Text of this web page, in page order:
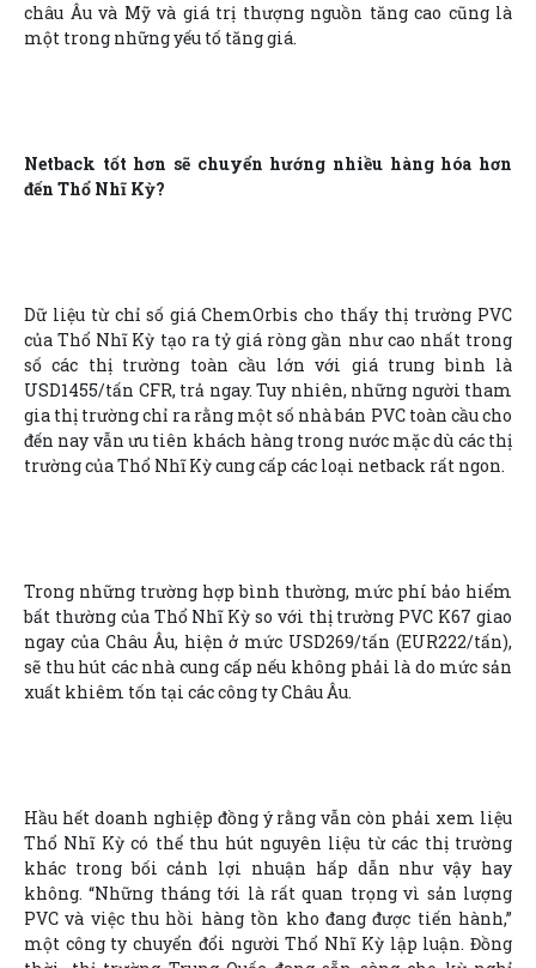
châu Âu và Mỹ và giá trị thượng nguồn tăng cao cũng là
một trong những yếu tố tăng giá.
Netback tốt hơn sẽ chuyển hướng nhiều hàng hóa hơn
đến Thổ Nhĩ Kỳ?
Dữ liệu từ chỉ số giá ChemOrbis cho thấy thị trường PVC
của Thổ Nhĩ Kỳ tạo ra tỷ giá ròng gần như cao nhất trong
số các thị trường toàn cầu lớn với giá trung bình là
USD1455/tấn CFR, trả ngay. Tuy nhiên, những người tham
gia thị trường chỉ ra rằng một số nhà bán PVC toàn cầu cho
đến nay vẫn ưu tiên khách hàng trong nước mặc dù các thị
trường của Thổ Nhĩ Kỳ cung cấp các loại netback rất ngon.
Trong những trường hợp bình thường, mức phí bảo hiểm
bất thường của Thổ Nhĩ Kỳ so với thị trường PVC K67 giao
ngay của Châu Âu, hiện ở mức USD269/tấn (EUR222/tấn),
sẽ thu hút các nhà cung cấp nếu không phải là do mức sản
xuất khiêm tốn tại các công ty Châu Âu.
Hầu hết doanh nghiệp đồng ý rằng vẫn còn phải xem liệu
Thổ Nhĩ Kỳ có thể thu hút nguyên liệu từ các thị trường
khác trong bối cảnh lợi nhuận hấp dẫn như vậy hay
không. “Những tháng tới là rất quan trọng vì sản lượng
PVC và việc thu hồi hàng tồn kho đang được tiến hành,”
một công ty chuyển đổi người Thổ Nhĩ Kỳ lập luận. Đồng